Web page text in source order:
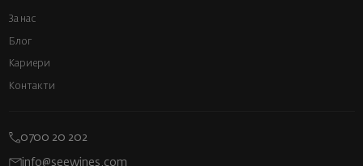
За нас
Блог
Кариери
Контакти
0700 20 202
info@seewines.com